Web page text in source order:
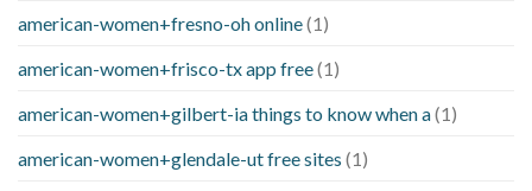
american-women+fresno-oh online(1)
american-women+frisco-tx app free(1)
american-women+gilbert-ia things to know when a(1)
american-women+glendale-ut free sites (1)